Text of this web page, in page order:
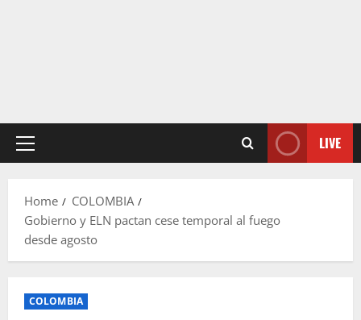
Primary
LIVE
Home
COLOMBIA
Gobierno y ELN pactan cese temporal al fuego
desde agosto
COLOMBIA